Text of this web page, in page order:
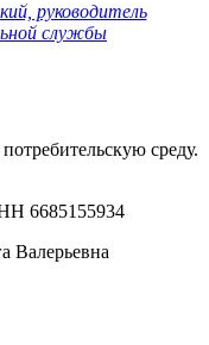
руководитель
службы
среду.
6685155934
Валерьевна